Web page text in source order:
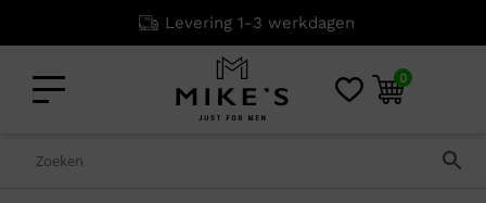
Levering 1-3 werkdagen
0